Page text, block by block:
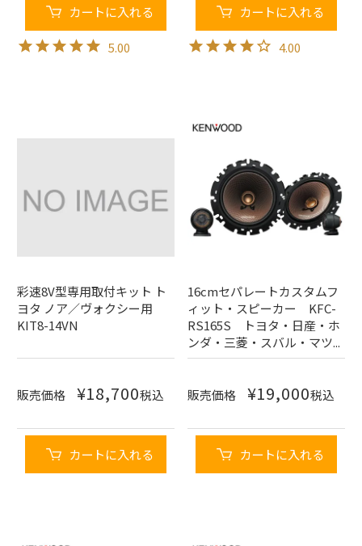
カートに入れる
5.00
カートに入れる
4.00
彩速8V型専用取付キット ト
ヨタ ノア／ヴォクシー用
KIT8-14VN
販売価格 ¥18,700税込
カートに入れる
16cmセパレートカスタムフ
ィット・スピーカー KFC-
RS165S トヨタ・日産・ホ
ンダ・三菱・スバル・マツ...
販売価格 ¥19,000税込
カートに入れる